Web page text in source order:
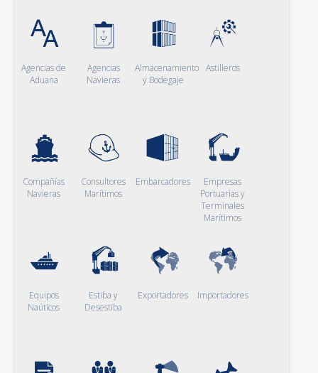
Agencias de
Aduana
Agencias
Navieras
Almacenamiento
y Bodegaje
Astilleros
Compañías
Navieras
Consultores
Marítimos
Embarcadores
Empresas
Portuarias y
Terminales
Marítimos
Equipos
Naúticos
Estiba y
Desestiba
Exportadores Importadores